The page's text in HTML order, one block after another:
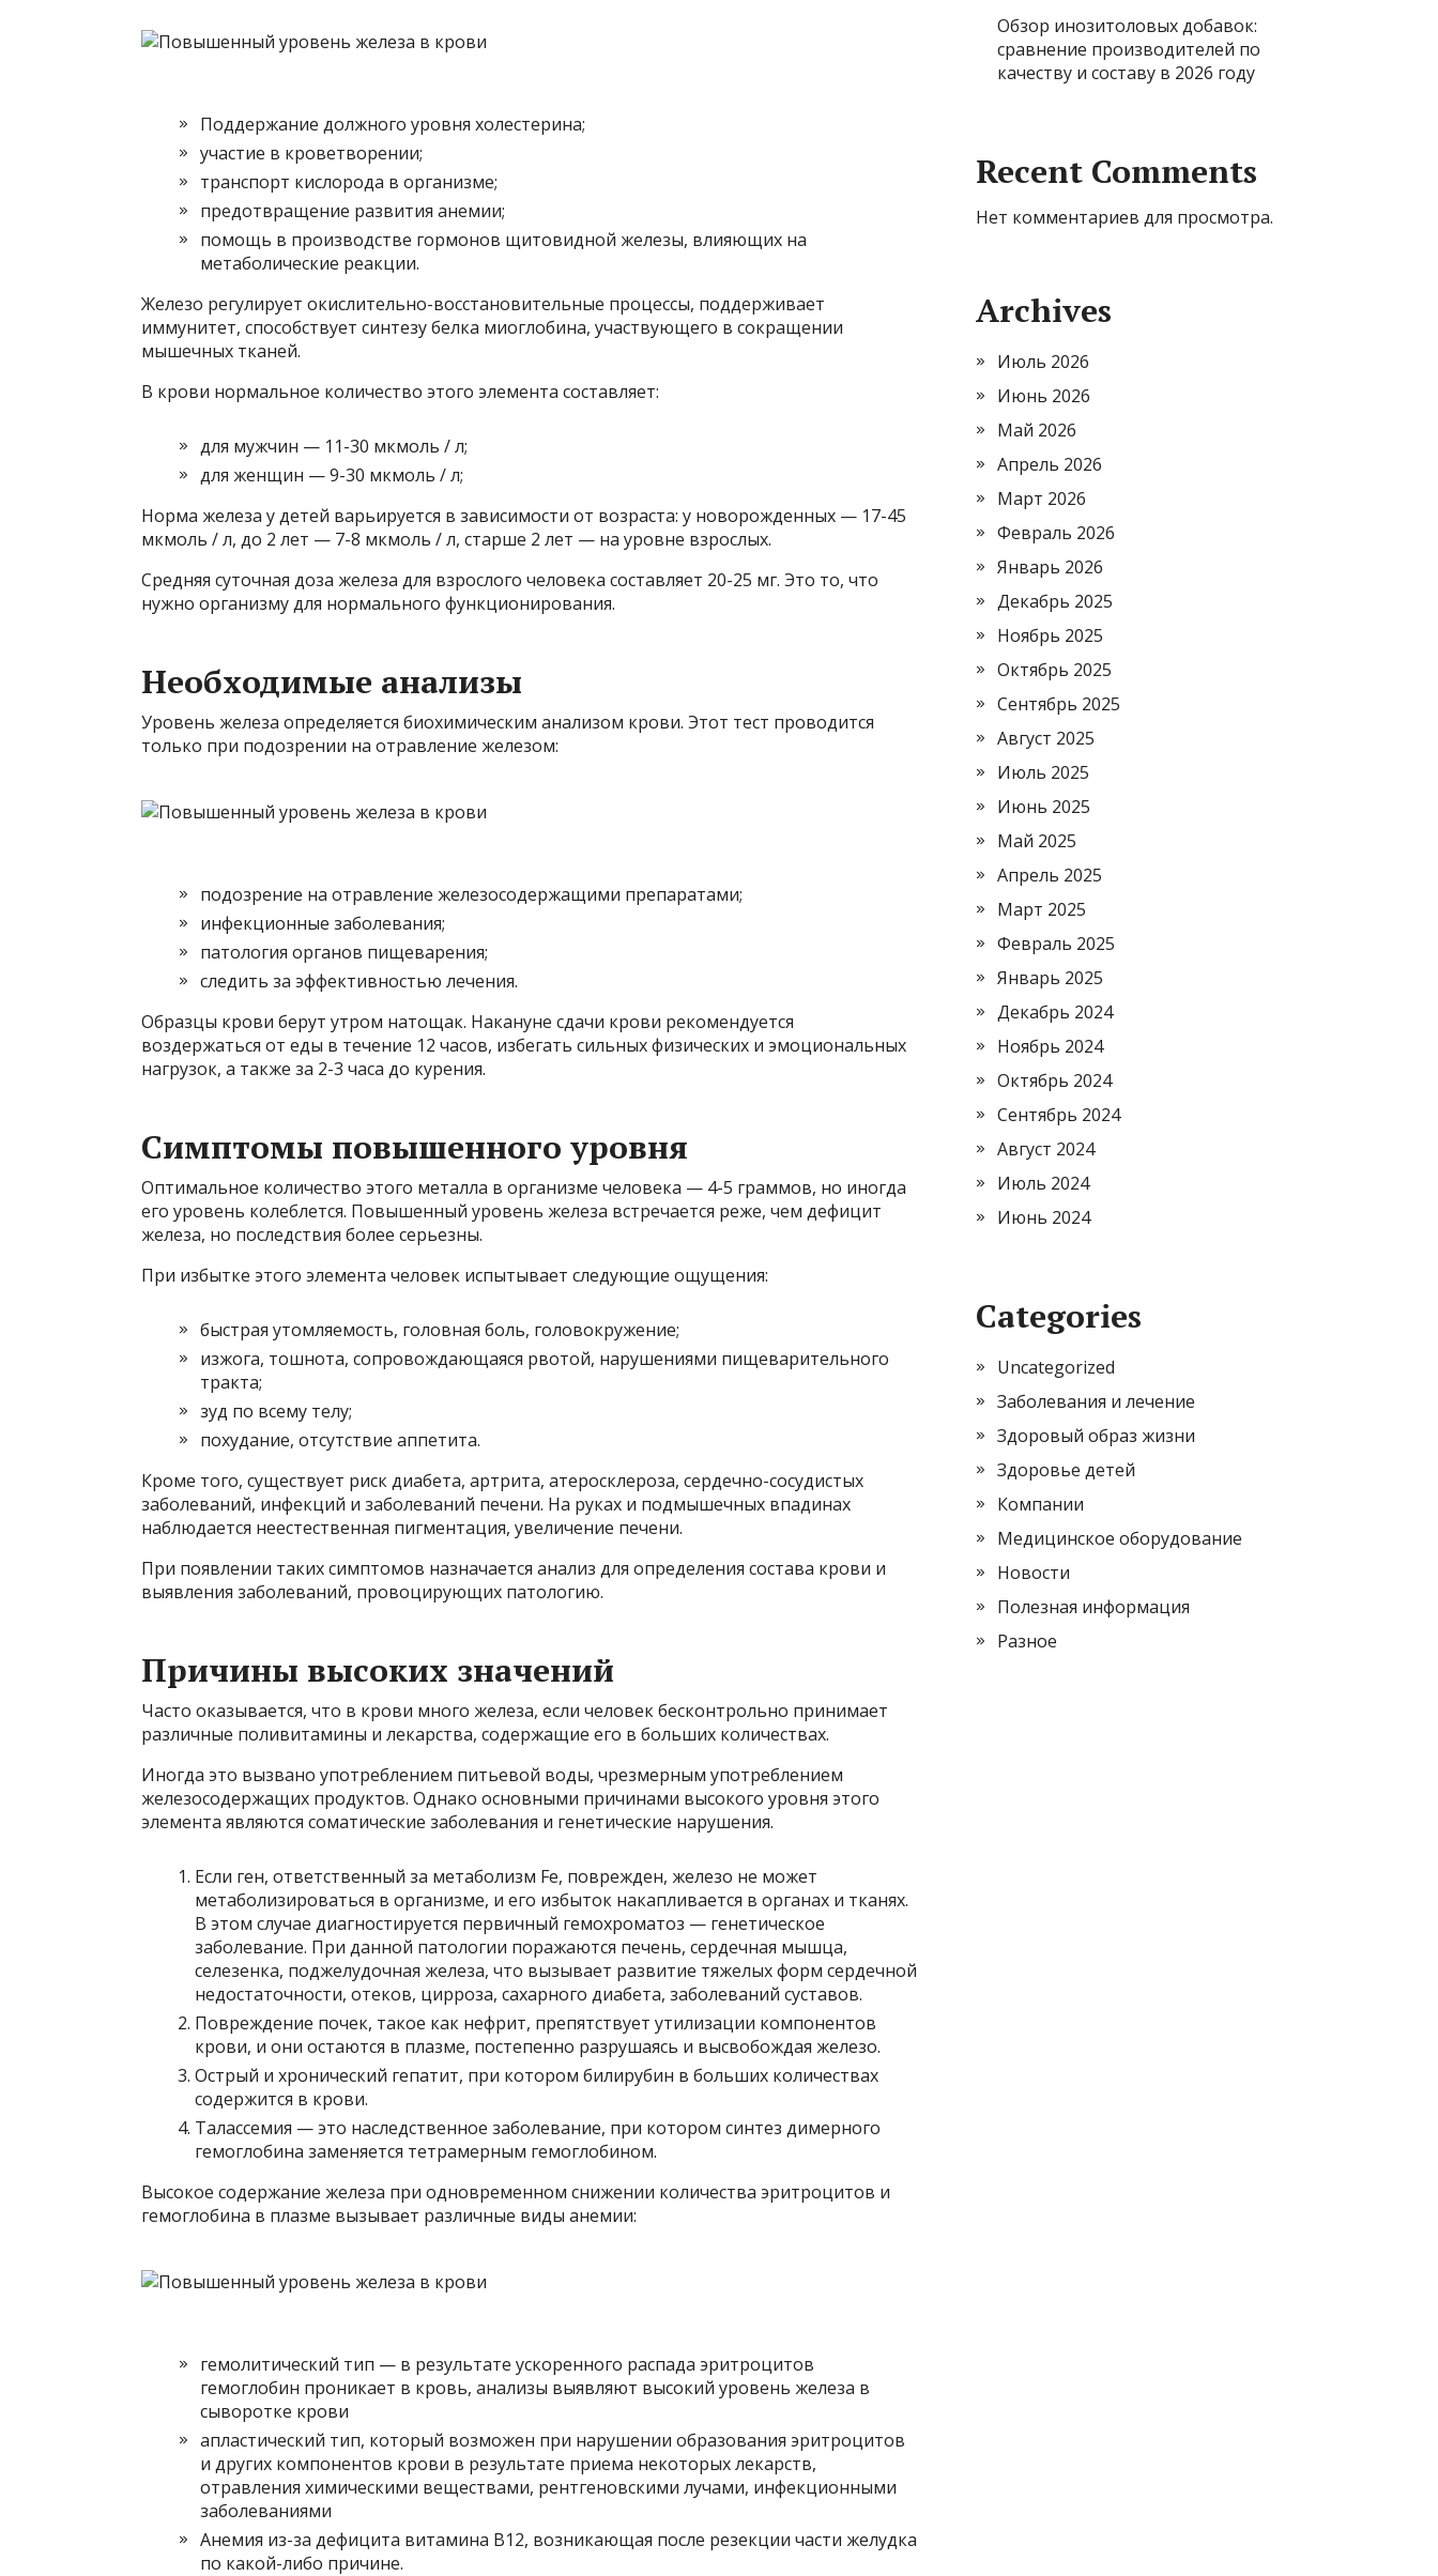
Поддержание должного уровня холестерина;
участие в кроветворении;
транспорт кислорода в организме;
предотвращение развития анемии;
помощь в производстве гормонов щитовидной железы, влияющих на
метаболические реакции.
Железо регулирует окислительно-восстановительные процессы, поддерживает
иммунитет, способствует синтезу белка миоглобина, участвующего в сокращении
мышечных тканей.
В крови нормальное количество этого элемента составляет:
для мужчин — 11-30 мкмоль / л;
для женщин — 9-30 мкмоль / л;
Норма железа у детей варьируется в зависимости от возраста: у новорожденных — 17-45
мкмоль / л, до 2 лет — 7-8 мкмоль / л, старше 2 лет — на уровне взрослых.
Средняя суточная доза железа для взрослого человека составляет 20-25 мг. Это то, что
нужно организму для нормального функционирования.
Необходимые анализы
Уровень железа определяется биохимическим анализом крови. Этот тест проводится
только при подозрении на отравление железом:
подозрение на отравление железосодержащими препаратами;
инфекционные заболевания;
патология органов пищеварения;
следить за эффективностью лечения.
Образцы крови берут утром натощак. Накануне сдачи крови рекомендуется
воздержаться от еды в течение 12 часов, избегать сильных физических и эмоциональных
нагрузок, а также за 2-3 часа до курения.
Симптомы повышенного уровня
Оптимальное количество этого металла в организме человека — 4-5 граммов, но иногда
его уровень колеблется. Повышенный уровень железа встречается реже, чем дефицит
железа, но последствия более серьезны.
При избытке этого элемента человек испытывает следующие ощущения:
быстрая утомляемость, головная боль, головокружение;
изжога, тошнота, сопровождающаяся рвотой, нарушениями пищеварительного
тракта;
зуд по всему телу;
похудание, отсутствие аппетита.
Кроме того, существует риск диабета, артрита, атеросклероза, сердечно-сосудистых
заболеваний, инфекций и заболеваний печени. На руках и подмышечных впадинах
наблюдается неестественная пигментация, увеличение печени.
При появлении таких симптомов назначается анализ для определения состава крови и
выявления заболеваний, провоцирующих патологию.
Причины высоких значений
Часто оказывается, что в крови много железа, если человек бесконтрольно принимает
различные поливитамины и лекарства, содержащие его в больших количествах.
Иногда это вызвано употреблением питьевой воды, чрезмерным употреблением
железосодержащих продуктов. Однако основными причинами высокого уровня этого
элемента являются соматические заболевания и генетические нарушения.
Если ген, ответственный за метаболизм Fe, поврежден, железо не может
метаболизироваться в организме, и его избыток накапливается в органах и тканях.
В этом случае диагностируется первичный гемохроматоз — генетическое
заболевание. При данной патологии поражаются печень, сердечная мышца,
селезенка, поджелудочная железа, что вызывает развитие тяжелых форм сердечной
недостаточности, отеков, цирроза, сахарного диабета, заболеваний суставов.
Повреждение почек, такое как нефрит, препятствует утилизации компонентов
крови, и они остаются в плазме, постепенно разрушаясь и высвобождая железо.
Острый и хронический гепатит, при котором билирубин в больших количествах
содержится в крови.
Талассемия — это наследственное заболевание, при котором синтез димерного
гемоглобина заменяется тетрамерным гемоглобином.
Высокое содержание железа при одновременном снижении количества эритроцитов и
гемоглобина в плазме вызывает различные виды анемии:
гемолитический тип — в результате ускоренного распада эритроцитов
гемоглобин проникает в кровь, анализы выявляют высокий уровень железа в
сыворотке крови
апластический тип, который возможен при нарушении образования эритроцитов
и других компонентов крови в результате приема некоторых лекарств,
отравления химическими веществами, рентгеновскими лучами, инфекционными
заболеваниями
Анемия из-за дефицита витамина B12, возникающая после резекции части желудка
по какой-либо причине.
Обзор инозитоловых добавок:
сравнение производителей по
качеству и составу в 2026 году
Recent Comments
Нет комментариев для просмотра.
Archives
Июль 2026
Июнь 2026
Май 2026
Апрель 2026
Март 2026
Февраль 2026
Январь 2026
Декабрь 2025
Ноябрь 2025
Октябрь 2025
Сентябрь 2025
Август 2025
Июль 2025
Июнь 2025
Май 2025
Апрель 2025
Март 2025
Февраль 2025
Январь 2025
Декабрь 2024
Ноябрь 2024
Октябрь 2024
Сентябрь 2024
Август 2024
Июль 2024
Июнь 2024
Categories
Uncategorized
Заболевания и лечение
Здоровый образ жизни
Здоровье детей
Компании
Медицинское оборудование
Новости
Полезная информация
Разное